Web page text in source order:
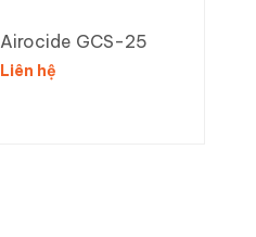
Airocide GCS-25
Liên hệ